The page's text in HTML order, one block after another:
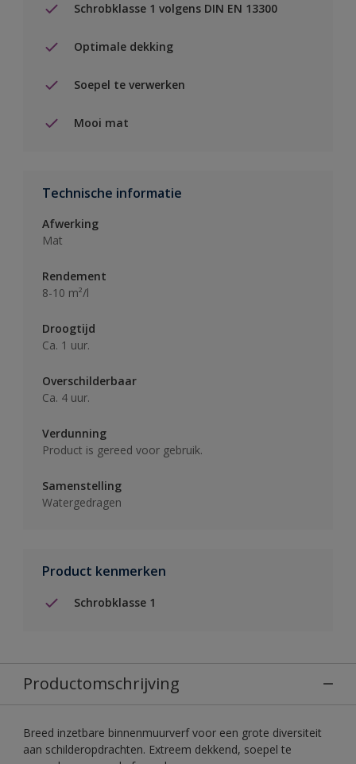
Schrobklasse 1 volgens DIN EN 13300
Optimale dekking
Soepel te verwerken
Mooi mat
Technische informatie
Afwerking
Mat
Rendement
8-10 m²/l
Droogtijd
Ca. 1 uur.
Overschilderbaar
Ca. 4 uur.
Verdunning
Product is gereed voor gebruik.
Samenstelling
Watergedragen
Product kenmerken
Schrobklasse 1
Productomschrijving
Breed inzetbare binnenmuurverf voor een grote diversiteit
aan schilderopdrachten. Extreem dekkend, soepel te